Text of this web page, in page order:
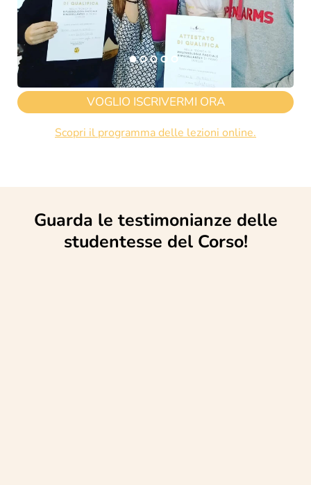
VOGLIO ISCRIVERMI ORA
Scopri il programma delle lezioni online.
Guarda le testimonianze delle
studentesse del Corso!